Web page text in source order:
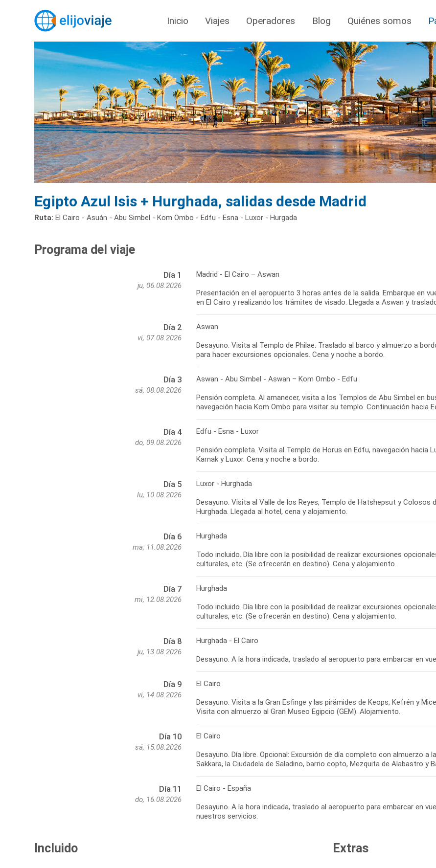
Inicio Viajes Operadores Blog Quiénes somos
Egipto Azul Isis + Hurghada, salidas desde Madrid
Ruta: El Cairo - Asuán - Abu Simbel - Kom Ombo - Edfu - Esna - Luxor - Hurgada
Programa del viaje
Día 1
ju, 06.08.2026
Madrid - El Cairo – Aswan
Presentación en el aeropuerto 3 horas antes de la salida. Embarque en
en El Cairo y realizando los trámites de visado. Llegada a Aswan y
Día 2
vi, 07.08.2026
Aswan
Desayuno. Visita al Templo de Philae. Traslado al barco y almuerzo a
para hacer excursiones opcionales. Cena y noche a bordo.
Día 3
sá, 08.08.2026
Aswan - Abu Simbel - Aswan – Kom Ombo - Edfu
Pensión completa. Al amanecer, visita a los Templos de Abu Simbel en
navegación hacia Kom Ombo para visitar su templo. Continuación hacia
Día 4
do, 09.08.2026
Edfu - Esna - Luxor
Pensión completa. Visita al Templo de Horus en Edfu, navegación hacia
Karnak y Luxor. Cena y noche a bordo.
Día 5
lu, 10.08.2026
Luxor - Hurghada
Desayuno. Visita al Valle de los Reyes, Templo de Hatshepsut y
Hurghada. Llegada al hotel, cena y alojamiento.
Día 6
ma, 11.08.2026
Hurghada
Todo incluido. Día libre con la posibilidad de realizar excursiones
culturales, etc. (Se ofrecerán en destino). Cena y alojamiento.
Día 7
mi, 12.08.2026
Hurghada
Todo incluido. Día libre con la posibilidad de realizar excursiones
culturales, etc. (Se ofrecerán en destino). Cena y alojamiento.
Día 8
ju, 13.08.2026
Hurghada - El Cairo
Desayuno. A la hora indicada, traslado al aeropuerto para embarcar en
Día 9
vi, 14.08.2026
El Cairo
Desayuno. Visita a la Gran Esfinge y las pirámides de Keops, Kefrén y
Visita con almuerzo al Gran Museo Egipcio (GEM). Alojamiento.
Día 10
sá, 15.08.2026
El Cairo
Desayuno. Día libre. Opcional: Excursión de día completo con almuerzo a
Sakkara, la Ciudadela de Saladino, barrio copto, Mezquita de Alabastro y
Día 11
do, 16.08.2026
El Cairo - España
Desayuno. A la hora indicada, traslado al aeropuerto para embarcar en
nuestros servicios.
Incluido Extras